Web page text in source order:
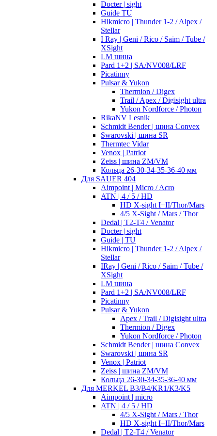
Docter | sight
Guide TU
Hikmicro | Thunder 1-2 / Alpex /
Stellar
I Ray | Geni / Rico / Saim / Tube /
XSight
LM шина
Pard 1+2 | SA/NV008/LRF
Picatinny
Pulsar & Yukon
Thermion / Digex
Trail / Apex / Digisight ultra
Yukon Nordforce / Photon
RikaNV Lesnik
Schmidt Bender | шина Convex
Swarovski | шина SR
Thermtec Vidar
Venox | Patriot
Zeiss | шина ZM/VM
Кольца 26-30-34-35-36-40 мм
Для SAUER 404
Aimpoint | Micro / Acro
ATN | 4 / 5 / HD
HD X-sight I+II/Thor/Mars
4/5 X-Sight / Mars / Thor
Dedal | T2-T4 / Venator
Docter | sight
Guide | TU
Hikmicro | Thunder 1-2 / Alpex /
Stellar
IRay | Geni / Rico / Saim / Tube /
XSight
LM шина
Pard 1+2 | SA/NV008/LRF
Picatinny
Pulsar & Yukon
Apex / Trail / Digisight ultra
Thermion / Digex
Yukon Nordforce / Photon
Schmidt Bender | шина Convex
Swarovski | шина SR
Venox | Patriot
Zeiss | шина ZM/VM
Кольца 26-30-34-35-36-40 мм
Для MERKEL B3/B4/KR1/K3/K5
Aimpoint | micro
ATN | 4 / 5 / HD
4/5 X-Sight / Mars / Thor
HD X-sight I+II/Thor/Mars
Dedal | T2-T4 / Venator